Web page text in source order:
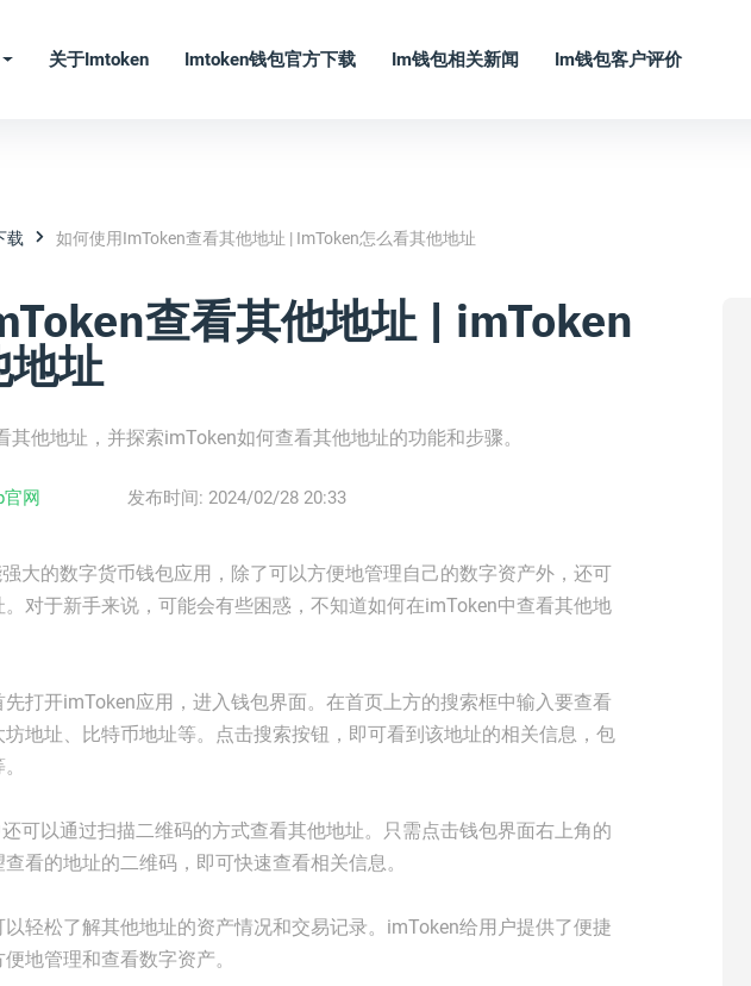
关于imtoken Imtoken钱包官方下载 Im钱包相关新闻 Im钱包客户评价
载 如何使用imToken查看其他地址 | ImToken怎么看其他地址
查看其他地址 | imToken
地址
其他地址，并探索imToken如何查看其他地址的功能和步骤。
网 发布时间: 2024/02/28 20:33
大的数字货币钱包应用，除了可以方便地管理自己的数字资产外，还可
。对于新手来说，可能会有些困惑，不知道如何在imToken中查看其他地
打开imToken应用，进入钱包界面。在首页上方的搜索框中输入要查看
地址、比特币地址等。点击搜索按钮，即可看到该地址的相关信息，包
可以通过扫描二维码的方式查看其他地址。只需点击钱包界面右上角的
看的地址的二维码，即可快速查看相关信息。
轻松了解其他地址的资产情况和交易记录。imToken给用户提供了便捷
地管理和查看数字资产。